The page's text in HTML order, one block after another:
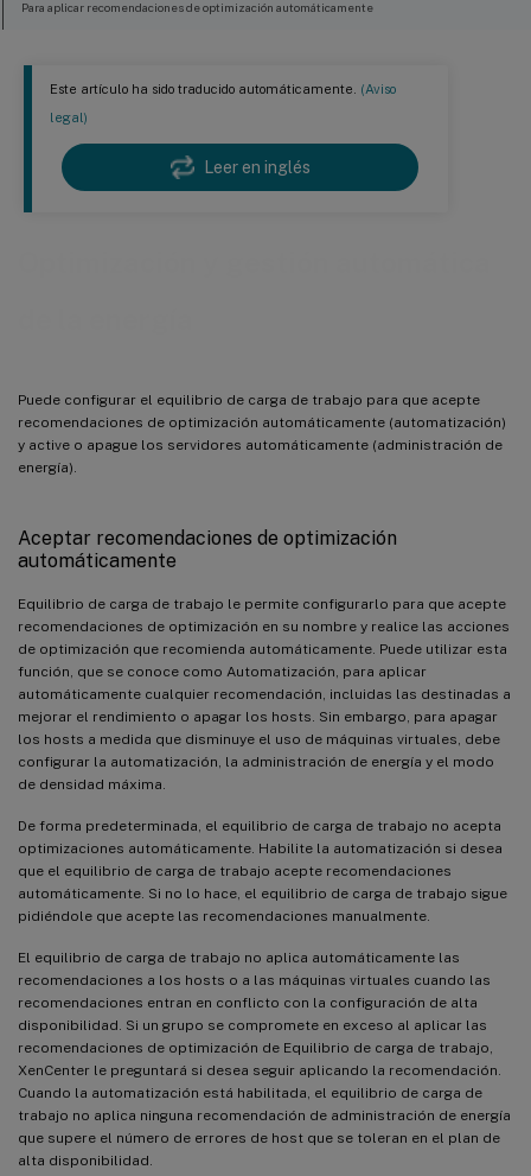
Este artículo ha sido traducido automáticamente. (Aviso
legal)
Leer en inglés
Puede configurar el equilibrio de carga de trabajo para que acepte
recomendaciones de optimización automáticamente (automatización)
y active o apague los servidores automáticamente (administración de
energía).
Aceptar recomendaciones de optimización
automáticamente
Equilibrio de carga de trabajo le permite configurarlo para que acepte
recomendaciones de optimización en su nombre y realice las acciones
de optimización que recomienda automáticamente. Puede utilizar esta
función, que se conoce como Automatización, para aplicar
automáticamente cualquier recomendación, incluidas las destinadas a
mejorar el rendimiento o apagar los hosts. Sin embargo, para apagar
los hosts a medida que disminuye el uso de máquinas virtuales, debe
configurar la automatización, la administración de energía y el modo
de densidad máxima.
De forma predeterminada, el equilibrio de carga de trabajo no acepta
optimizaciones automáticamente. Habilite la automatización si desea
que el equilibrio de carga de trabajo acepte recomendaciones
automáticamente. Si no lo hace, el equilibrio de carga de trabajo sigue
pidiéndole que acepte las recomendaciones manualmente.
El equilibrio de carga de trabajo no aplica automáticamente las
recomendaciones a los hosts o a las máquinas virtuales cuando las
recomendaciones entran en conflicto con la configuración de alta
disponibilidad. Si un grupo se compromete en exceso al aplicar las
recomendaciones de optimización de Equilibrio de carga de trabajo,
XenCenter le preguntará si desea seguir aplicando la recomendación.
Cuando la automatización está habilitada, el equilibrio de carga de
trabajo no aplica ninguna recomendación de administración de energía
que supere el número de errores de host que se toleran en el plan de
alta disponibilidad.
Para aplicar recomendaciones de optimización automáticamente